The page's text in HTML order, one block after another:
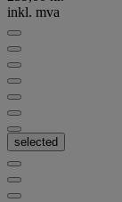
inkl. mva
selected